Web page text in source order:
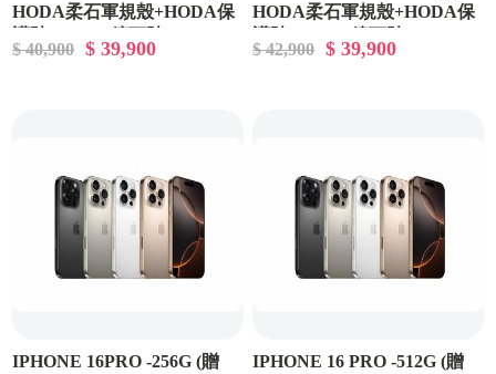
HODA柔石軍規殼+HODA保
$ 40,900 $ 39,900
HODA柔石軍規殼+HODA保
$ 42,900 $ 39,900
IPHONE 16PRO -256G (贈
IPHONE 16 PRO -512G (贈